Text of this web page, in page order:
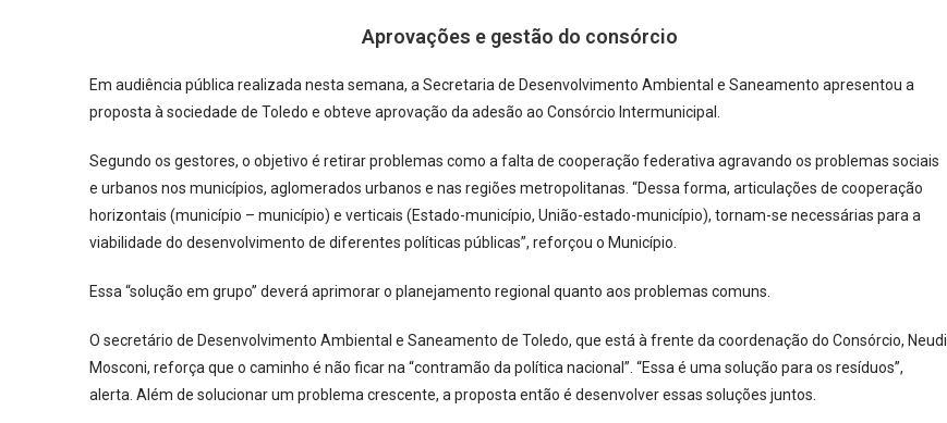
Aprovações e gestão do consórcio
Em audiência pública realizada nesta semana, a Secretaria de Desenvolvimento Ambiental e Saneamento apresentou a
proposta à sociedade de Toledo e obteve aprovação da adesão ao Consórcio Intermunicipal.
Segundo os gestores, o objetivo é retirar problemas como a falta de cooperação federativa agravando os problemas sociais
e urbanos nos municípios, aglomerados urbanos e nas regiões metropolitanas. “Dessa forma, articulações de cooperação
horizontais (município – município) e verticais (Estado-município, União-estado-município), tornam-se necessárias para a
viabilidade do desenvolvimento de diferentes políticas públicas”, reforçou o Município.
Essa “solução em grupo” deverá aprimorar o planejamento regional quanto aos problemas comuns.
O secretário de Desenvolvimento Ambiental e Saneamento de Toledo, que está à frente da coordenação do Consórcio, Neudi
Mosconi, reforça que o caminho é não ficar na “contramão da política nacional”. “Essa é uma solução para os resíduos”,
alerta. Além de solucionar um problema crescente, a proposta então é desenvolver essas soluções juntos.